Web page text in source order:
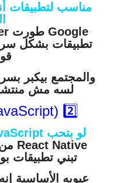
مناسب لتطبيقات
تطبيقات بشكل
والمجتمع بيكبر
لسه مش
2️⃣ React Native (JavaScript)
لو بتحب JavaScript، ده خيارك الأفضل.
تبني تطبيقات
عيوبه الأساسية